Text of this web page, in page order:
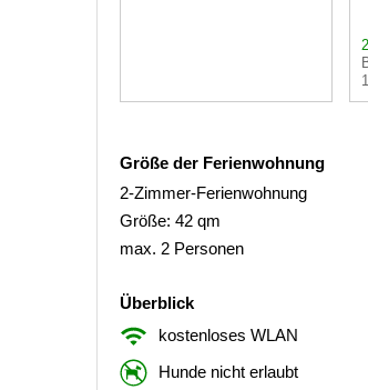
Größe der Ferienwohnung
2-Zimmer-Ferienwohnung
Größe: 42 qm
max. 2 Personen
Überblick
kostenloses WLAN
Hunde nicht erlaubt